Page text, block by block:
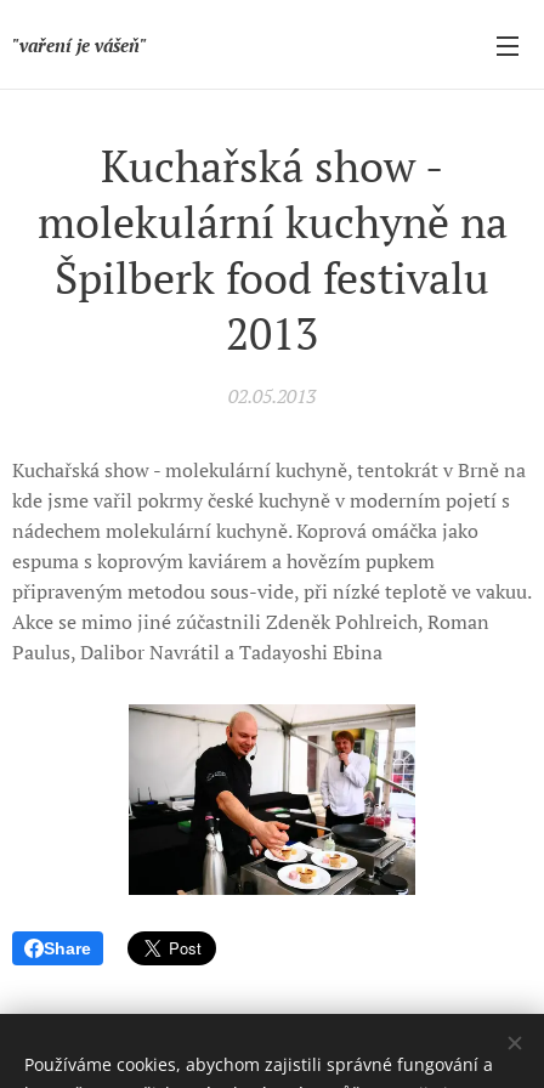
"vaření je vášeň"
Kuchařská show -
molekulární kuchyně na
Špilberk food festivalu
2013
02.05.2013
Kuchařská show - molekulární kuchyně, tentokrát v Brně na
kde jsme vařil pokrmy české kuchyně v moderním pojetí s
nádechem molekulární kuchyně. Koprová omáčka jako
espuma s koprovým kaviárem a hovězím pupkem
připraveným metodou sous-vide, při nízké teplotě ve vakuu.
Akce se mimo jiné zúčastnili Zdeněk Pohlreich, Roman
Paulus, Dalibor Navrátil a Tadayoshi Ebina
Share
Používáme cookies, abychom zajistili správné fungování a